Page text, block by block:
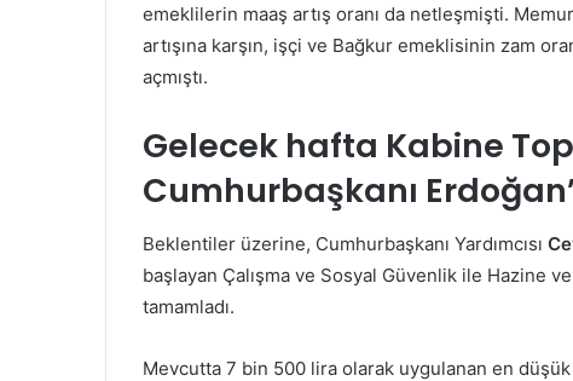
emeklilerin maaş artış oranı da netleşmişti.
artışına karşın, işçi ve Bağkur emeklisinin zam
açmıştı.
Gelecek hafta Kabine
Cumhurbaşkanı
Beklentiler üzerine, Cumhurbaşkanı Yardımcısı
başlayan Çalışma ve Sosyal Güvenlik ile Hazine
tamamladı.
Mevcutta 7 bin 500 lira olarak uygulanan en